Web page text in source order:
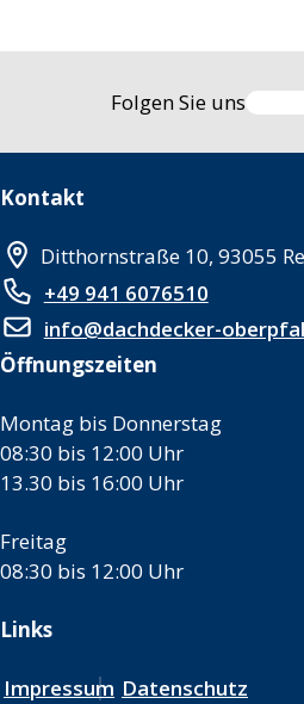
Folgen Sie uns
Kontakt
Ditthornstraße 10, 93055
+49 941 6076510
info@dachdecker-
Öffnungszeiten
Montag bis Donnerstag
08:30 bis 12:00 Uhr
13.30 bis 16:00 Uhr
Freitag
08:30 bis 12:00 Uhr
Links
Impressum Datenschutz